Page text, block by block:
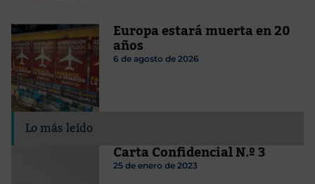
Europa estará muerta en 20
años
6 de agosto de 2026
Lo más leído
Carta Confidencial N.º 3
25 de enero de 2023